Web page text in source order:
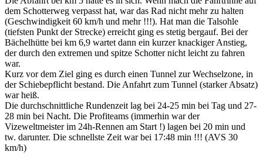
dem Schotterweg verpasst hat, war das Rad nicht mehr zu halten
(Geschwindigkeit 60 km/h und mehr !!!). Hat man die Talsohle
(tiefsten Punkt der Strecke) erreicht ging es stetig bergauf. Bei der
Bächelhütte bei km 6,9 wartet dann ein kurzer knackiger Anstieg,
der durch den extremen und spitze Schotter nicht leicht zu fahren
war.
Kurz vor dem Ziel ging es durch einen Tunnel zur Wechselzone, in
der Schiebepflicht bestand. Die Anfahrt zum Tunnel (starker Absatz)
war heiß.
Die durchschnittliche Rundenzeit lag bei 24-25 min bei Tag und 27-
28 min bei Nacht. Die Profiteams (immerhin war der
Vizeweltmeister im 24h-Rennen am Start !) lagen bei 20 min und
tw. darunter. Die schnellste Zeit war bei 17:48 min !!! (AVS 30
km/h)